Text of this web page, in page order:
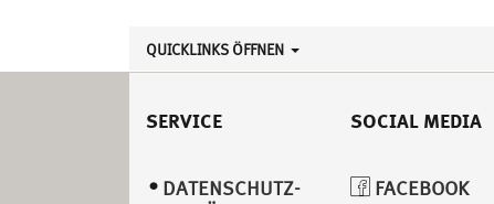
QUICKLINKS ÖFFNEN
SERVICE
DATENSCHUTZ­
SOCIAL MEDIA
FACEBOOK